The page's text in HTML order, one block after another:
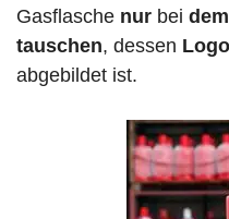
Gasflasche nur bei
tauschen, dessen
abgebildet ist.